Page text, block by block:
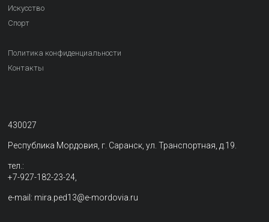
Искусство
Спорт
Политика конфиденциальности
Контакты
430027
Республика Мордовия, г. Саранск, ул. Транспортная, д.19.
тел.:
+7-927-182-23-24,
e-mail: mira.ped13@e-mordovia.ru